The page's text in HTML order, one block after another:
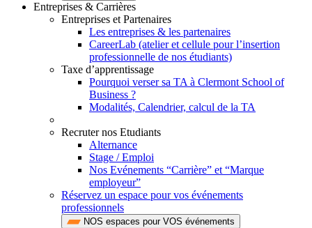
Entreprises & Carrières
Entreprises et Partenaires
Les entreprises & les partenaires
CareerLab (atelier et cellule pour l’insertion
professionnelle de nos étudiants)
Taxe d’apprentissage
Pourquoi verser sa TA à Clermont School of
Business ?
Modalités, Calendrier, calcul de la TA
Recruter nos Etudiants
Alternance
Stage / Emploi
Nos Evénements “Carrière” et “Marque
employeur”
Réservez un espace pour vos événements
professionnels
NOS espaces pour VOS événements